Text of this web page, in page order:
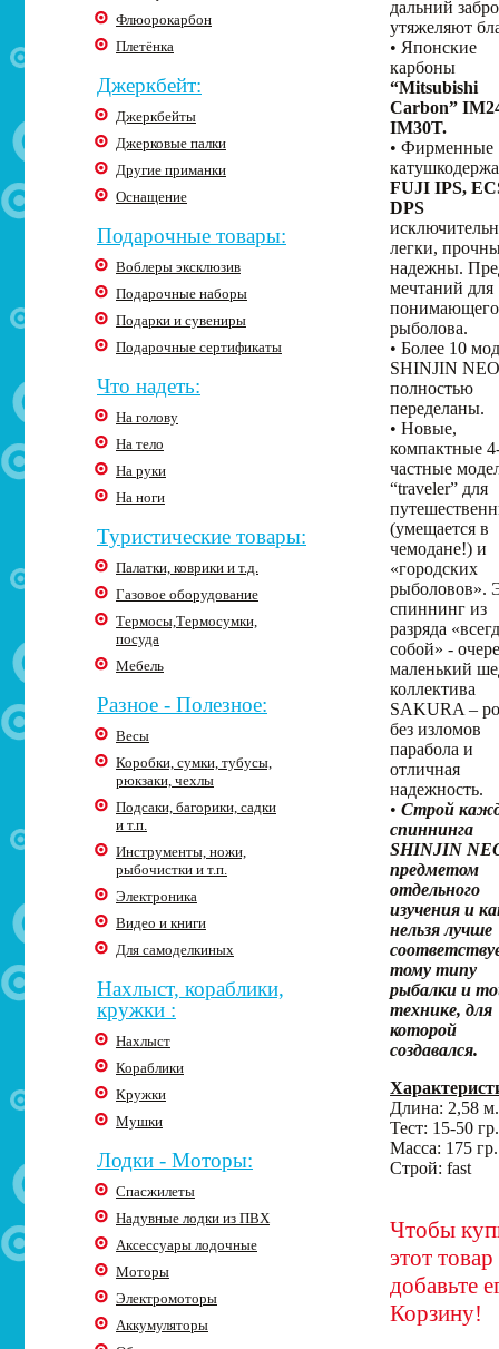
Флюорокарбон
Плетёнка
Джеркбейт:
Джеркбейты
Джерковые палки
Другие приманки
Оснащение
Подарочные товары:
Воблеры эксклюзив
Подарочные наборы
Подарки и сувениры
Подарочные сертификаты
Что надеть:
На голову
На тело
На руки
На ноги
Туристические товары:
Палатки, коврики и т.д.
Газовое оборудование
Термосы,Термосумки,
посуда
Мебель
Разное - Полезное:
Весы
Коробки, сумки, тубусы,
рюкзаки, чехлы
Подсаки, багорики, садки
и т.п.
Инструменты, ножи,
рыбочистки и т.п.
Электроника
Видео и книги
Для самоделкиных
Нахлыст, кораблики,
кружки :
Нахлыст
Кораблики
Кружки
Мушки
Лодки - Моторы:
Спасжилеты
Надувные лодки из ПВХ
Аксессуары лодочные
Моторы
Электромоторы
Аккумуляторы
дальний
утяжеляют
• Японские
карбоны
“Mitsubishi
Carbon”
IM30T.
• Фирменные
FUJI IPS,
DPS
легки,
надежны.
мечтаний для
понимающего
рыболова.
• Более 10
SHINJIN
полностью
переделаны.
• Новые,
компактные
частные
“traveler” для
(умещается в
чемодане!) и
«городских
рыболовов».
спиннинг из
разряда
собой» -
маленький
коллектива
SAKURA –
без изломов
парабола и
отличная
надежность.
• Строй
спиннинга
SHINJIN
предметом
отдельного
изучения и
нельзя лучше
тому типу
рыбалки и
технике, для
которой
создавался.
Длина: 2,58 м.
Тест: 15-50 гр.
Масса: 175 гр.
Строй: fast
Чтобы
этот товар
добавьте
Корзину!